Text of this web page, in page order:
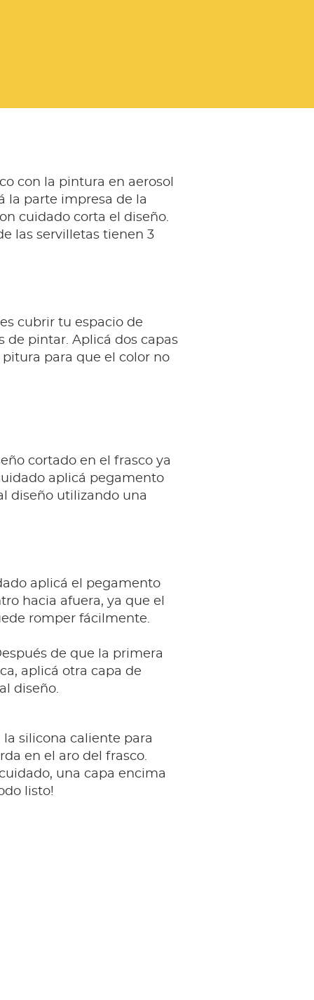
con la pintura en aerosol
la parte impresa de la
cuidado corta el diseño.
las servilletas tienen 3
cubrir tu espacio de
de pintar. Aplicá dos capas
para que el color no
cortado en el frasco ya
aplicá pegamento
diseño utilizando una
aplicá el pegamento
hacia afuera, ya que el
romper fácilmente.
de que la primera
aplicá otra capa de
diseño.
silicona caliente para
en el aro del frasco.
una capa encima
listo!